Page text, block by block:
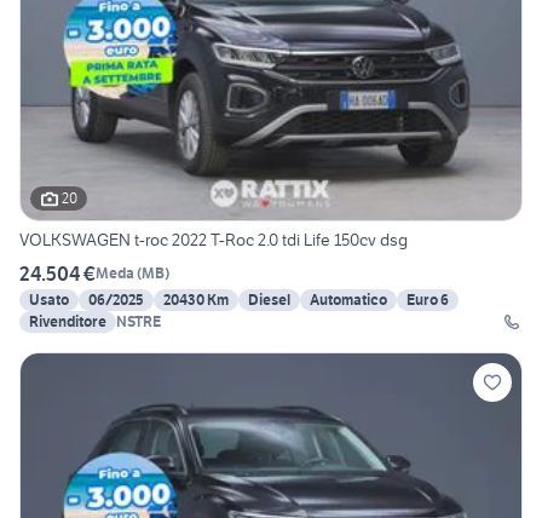
20
VOLKSWAGEN t-roc 2022 T-Roc 2.0 tdi Life 150cv dsg
24.504 €Meda (MB)
Usato
06/2025 20430 Km Diesel Automatico
Euro 6
Rivenditore NSTRE